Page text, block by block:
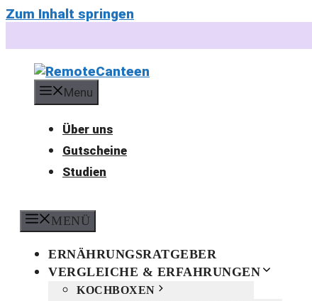
Zum Inhalt springen
Menu
Über uns
Gutscheine
Studien
MENÜ
ERNÄHRUNGSRATGEBER
VERGLEICHE & ERFAHRUNGEN
KOCHBOXEN